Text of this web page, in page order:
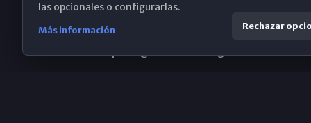
(+34) 952 224 386
las opcionales o configurarlas.
Más información Rechazar